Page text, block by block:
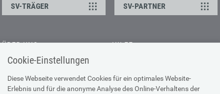
Cookie-Einstellungen
Diese Webseite verwendet Cookies für ein optimales Website-
Erlebnis und für die anonyme Analyse des Online-Verhaltens der
SV-TRÄGER SV-PARTNER
ÜBER UNS
Kontakt
Offene Stellen
Presse
HILFE
Browser-Info & Sicherheit
Hilfe zur Suche